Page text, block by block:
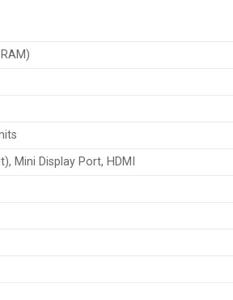
Mini Display Port, HDMI